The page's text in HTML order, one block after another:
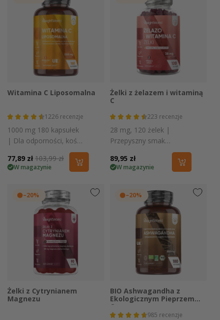
Witamina C Liposomalna
1226 recenzje
1000 mg 180 kapsułek
| Dla odporności, kości
Cena
promocyjna
77,89 zł Cena
regularna
103,99 zł
W magazynie
Żelki z żelazem i witaminą
C
223 recenzje
28 mg, 120 żelek |
Przepyszny smak
Cena
regularna
89,95 zł
W magazynie
–20%
Żelki z Cytrynianem
Magnezu
–20%
BIO Ashwagandha z
Ekologicznym Pieprzem
Czarnym
985 recenzje